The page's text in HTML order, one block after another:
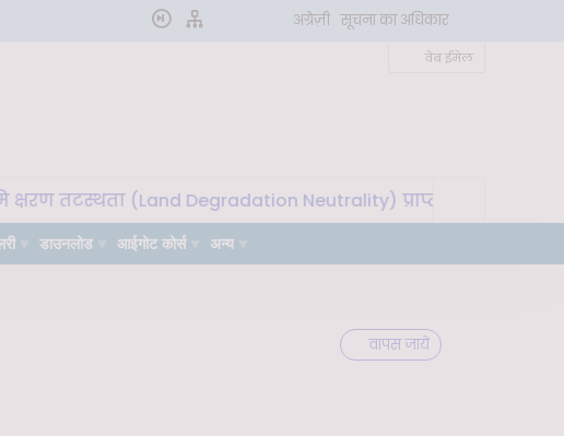
अंग्रेज़ी सूचना का अधिकार
वेब ईमेल
तटस्थता (Land Degradation Neutrality) प्राप्त करने के लिए मृदा
डाउनलोड आईगोट कोर्स अन्य
वापस जायें